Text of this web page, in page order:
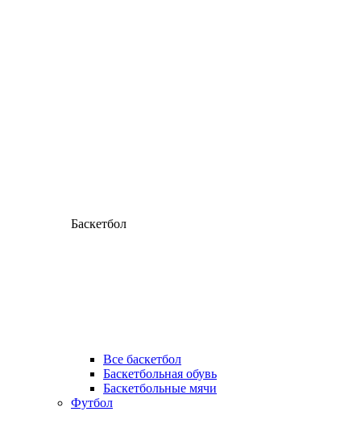
Баскетбол
Все баскетбол
Баскетбольная обувь
Баскетбольные мячи
Футбол